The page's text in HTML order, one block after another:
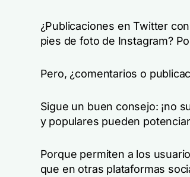
¿Publicaciones en Twitter
pies de foto de Instagram?
Pero, ¿comentarios o
Sigue un buen consejo: ¡no
y populares pueden
Porque permiten a los
que en otras plataformas